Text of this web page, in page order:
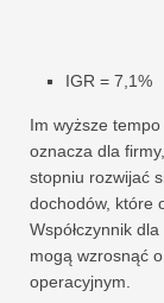
IGR = 7,1%
Im wyższe
oznacza dla
stopniu rozwijać
dochodów, które
Współczynnik
mogą wzrosnąć
operacyjnym.